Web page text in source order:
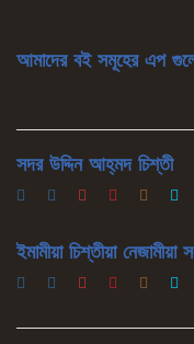
আমাদের বই সমূহের এপ
সদর উদ্দিন আহ্‌মদ চিশ্‌তী
ইমামীয়া চিশ্‌তীয়া নেজামীয়া